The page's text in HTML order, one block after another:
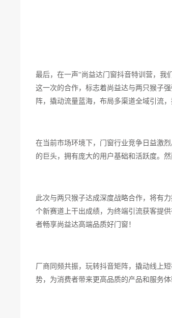
最后，在一声“尚益达门窗抖音特训营，我
这一次的合作，标志着尚益达与两只猴子
阵，撬动流量蓝海，布局多渠道全域引流
在当前市场环境下，门窗行业竞争日益激
的巨头，拥有庞大的用户基础和活跃度。
此次与两只猴子达成深度战略合作，将有
个新赛道上干出成绩，为终端引流获客提
者畅享尚益达高端品质好门窗！
厂商同频共振，玩转抖音矩阵，撬动线上
势，为消费者带来更高品质的产品和服务